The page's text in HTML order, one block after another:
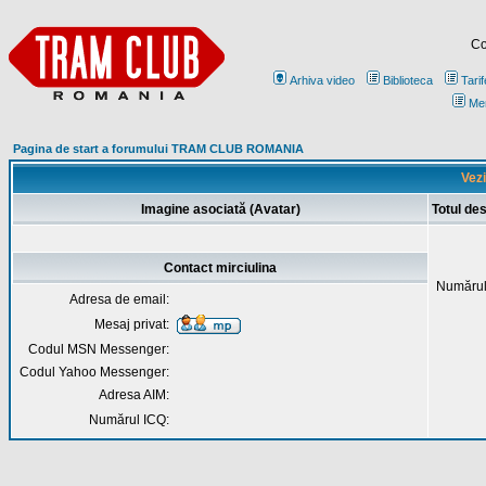
Arhiva video Biblioteca
Pagina de start a forumului TRAM CLUB ROMANIA
Imagine asociată (Avatar) Totul
Contact mirciulina
Adresa de email:
Mesaj privat:
Codul MSN Messenger:
Codul Yahoo Messenger:
Adresa AIM:
Numărul ICQ: